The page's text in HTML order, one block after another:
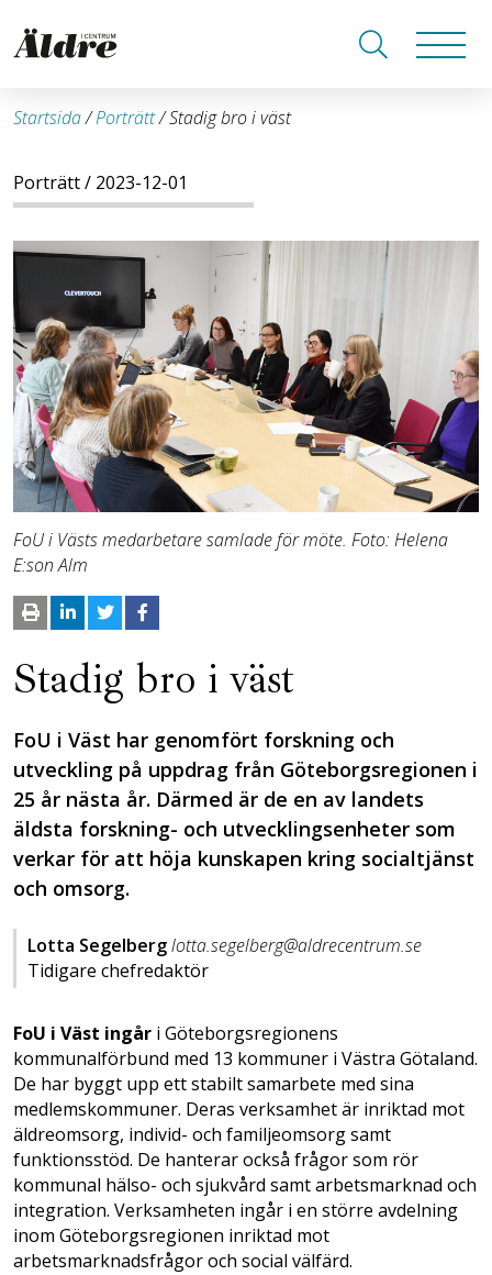
Startsida/Porträtt/Stadig bro i väst
Porträtt/ 2023-12-01
FoU i Västs medarbetare samlade för möte. Foto: Helena
E:son Alm
Stadig bro i väst
FoU i Väst har genomfört forskning och
utveckling på uppdrag från Göteborgsregionen i
25 år nästa år. Därmed är de en av landets
äldsta forskning- och utvecklingsenheter som
verkar för att höja kunskapen kring socialtjänst
och omsorg.
Lotta Segelberglotta.segelberg@aldrecentrum.se
Tidigare chefredaktör
FoU i Väst ingår i Göteborgsregionens
kommunalförbund med 13 kommuner i Västra Götaland.
De har byggt upp ett stabilt samarbete med sina
medlemskommuner. Deras verksamhet är inriktad mot
äldreomsorg, individ- och familjeomsorg samt
funktionsstöd. De hanterar också frågor som rör
kommunal hälso- och sjukvård samt arbetsmarknad och
integration. Verksamheten ingår i en större avdelning
inom Göteborgsregionen inriktad mot
arbetsmarknadsfrågor och social välfärd.